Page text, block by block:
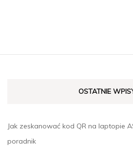
OSTATNIE
Jak zeskanować kod QR na laptopie
poradnik